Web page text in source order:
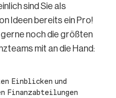
sind Sie als
Ideen bereits ein Pro!
noch die größten
mit an die Hand:
Einblicken und
Finanzabteilungen